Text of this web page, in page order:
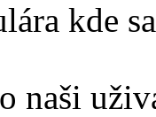
kde
naši